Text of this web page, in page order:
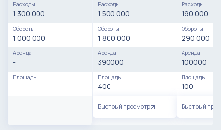
Расходы
1 300 000
Обороты
1 000 000
Аренда
-
Площадь
-
Расходы
1 500 000
Обороты
1 800 000
Аренда
390000
Площадь
400
Быстрый просмотр
Расходы
190 000
Обороты
290 000
Аренда
100000
Площадь
100
Быстрый